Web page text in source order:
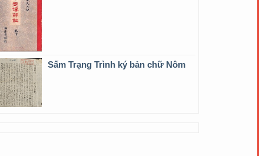
Sấm Trạng Trình ký bản chữ Nôm